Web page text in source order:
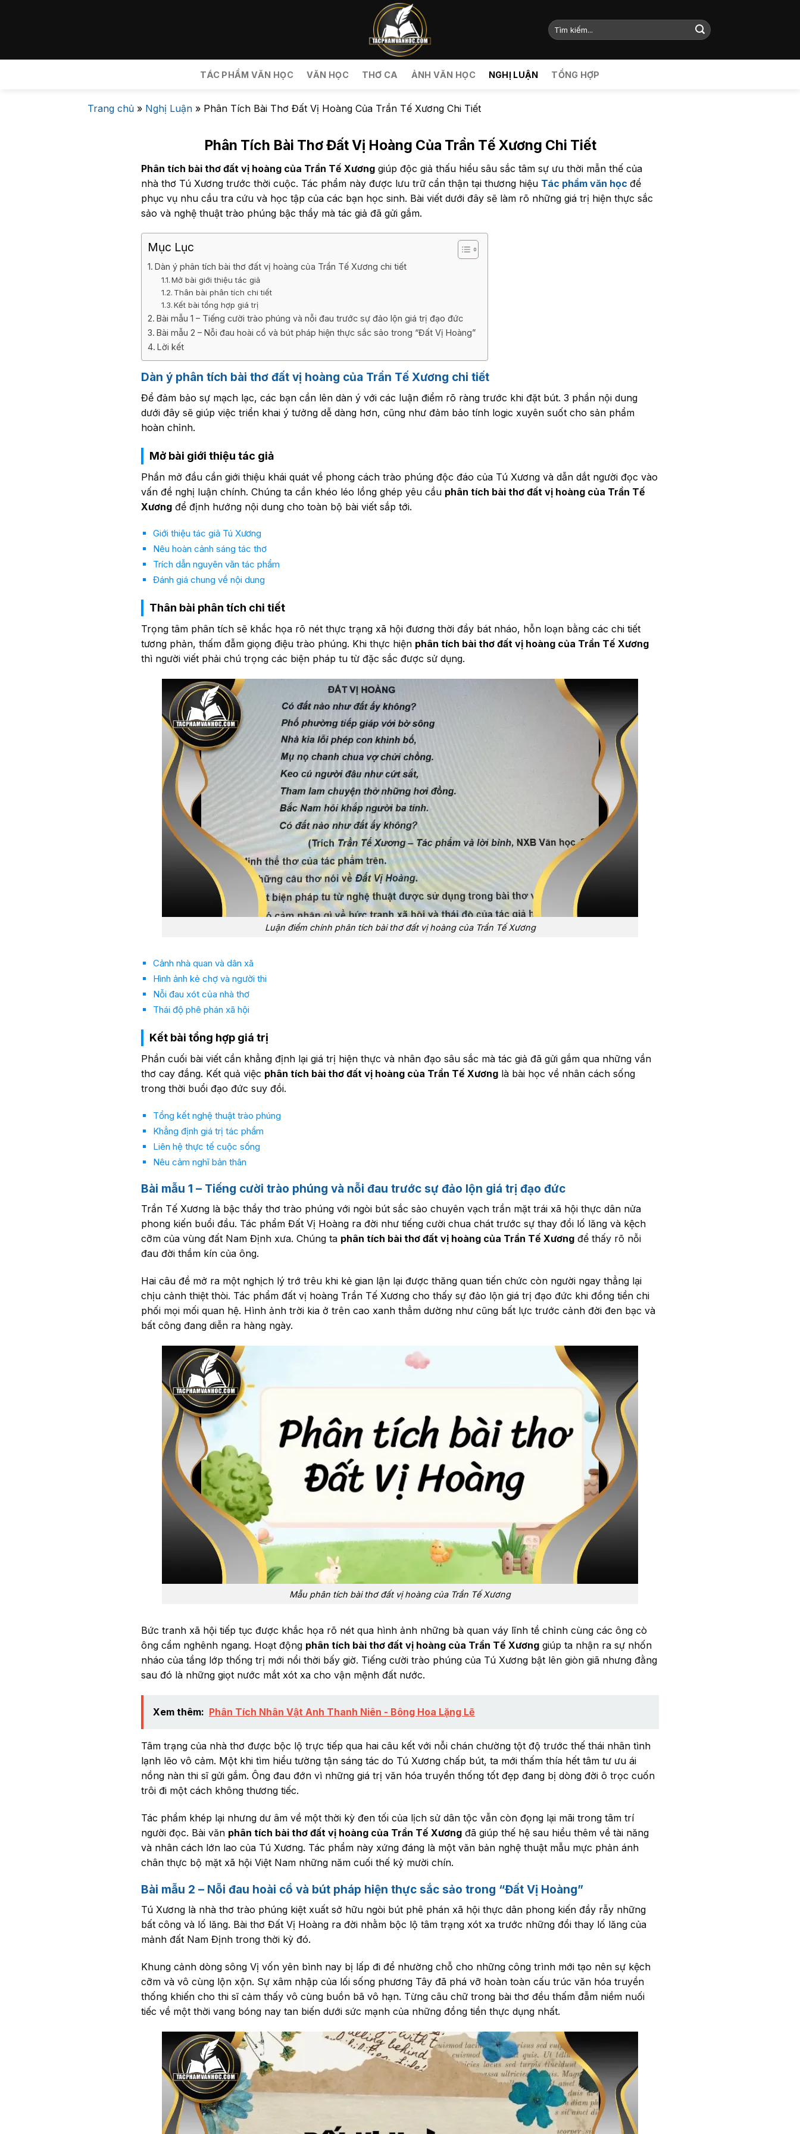
TÁC PHẨM VĂN HỌC VĂN HỌC THƠ CA ẢNH VĂN HỌC NGHỊ LUẬN TỔNG HỢP
Trang chủ » Nghị Luận » Phân Tích Bài Thơ Đất Vị Hoàng Của Trần Tế Xương Chi Tiết
Phân Tích Bài Thơ Đất Vị Hoàng Của Trần Tế Xương Chi Tiết
Phân tích bài thơ đất vị hoàng của Trần Tế Xương giúp độc giả thấu hiểu sâu sắc tâm sự ưu thời mẫn thế của
nhà thơ Tú Xương trước thời cuộc. Tác phẩm này được lưu trữ cẩn thận tại thương hiệu Tác phẩm văn học để
phục vụ nhu cầu tra cứu và học tập của các bạn học sinh. Bài viết dưới đây sẽ làm rõ những giá trị hiện thực sắc
sảo và nghệ thuật trào phúng bậc thầy mà tác giả đã gửi gắm.
Mục Lục
Dàn ý phân tích bài thơ đất vị hoàng của Trần Tế Xương chi tiết
Mở bài giới thiệu tác giả
Thân bài phân tích chi tiết
Kết bài tổng hợp giá trị
Bài mẫu 1 – Tiếng cười trào phúng và nỗi đau trước sự đảo lộn giá trị đạo đức
Bài mẫu 2 – Nỗi đau hoài cổ và bút pháp hiện thực sắc sảo trong “Đất Vị Hoàng”
Lời kết
Dàn ý phân tích bài thơ đất vị hoàng của Trần Tế Xương chi tiết
Để đảm bảo sự mạch lạc, các bạn cần lên dàn ý với các luận điểm rõ ràng trước khi đặt bút. 3 phần nội dung
dưới đây sẽ giúp việc triển khai ý tưởng dễ dàng hơn, cũng như đảm bảo tính logic xuyên suốt cho sản phẩm
hoàn chỉnh.
Mở bài giới thiệu tác giả
Phần mở đầu cần giới thiệu khái quát về phong cách trào phúng độc đáo của Tú Xương và dẫn dắt người đọc vào
vấn đề nghị luận chính. Chúng ta cần khéo léo lồng ghép yêu cầu phân tích bài thơ đất vị hoàng của Trần Tế
Xương để định hướng nội dung cho toàn bộ bài viết sắp tới.
Giới thiệu tác giả Tú Xương
Nêu hoàn cảnh sáng tác thơ
Trích dẫn nguyên văn tác phẩm
Đánh giá chung về nội dung
Thân bài phân tích chi tiết
Trọng tâm phân tích sẽ khắc họa rõ nét thực trạng xã hội đương thời đầy bát nháo, hỗn loạn bằng các chi tiết
tương phản, thấm đẫm giọng điệu trào phúng. Khi thực hiện phân tích bài thơ đất vị hoàng của Trần Tế Xương
thì người viết phải chú trọng các biện pháp tu từ đặc sắc được sử dụng.
Luận điểm chính phân tích bài thơ đất vị hoàng của Trần Tế Xương
Cảnh nhà quan và dân xã
Hình ảnh kẻ chợ và người thi
Nỗi đau xót của nhà thơ
Thái độ phê phán xã hội
Kết bài tổng hợp giá trị
Phần cuối bài viết cần khẳng định lại giá trị hiện thực và nhân đạo sâu sắc mà tác giả đã gửi gắm qua những vần
thơ cay đắng. Kết quả việc phân tích bài thơ đất vị hoàng của Trần Tế Xương là bài học về nhân cách sống
trong thời buổi đạo đức suy đồi.
Tổng kết nghệ thuật trào phúng
Khẳng định giá trị tác phẩm
Liên hệ thực tế cuộc sống
Nêu cảm nghĩ bản thân
Bài mẫu 1 – Tiếng cười trào phúng và nỗi đau trước sự đảo lộn giá trị đạo đức
Trần Tế Xương là bậc thầy thơ trào phúng với ngòi bút sắc sảo chuyên vạch trần mặt trái xã hội thực dân nửa
phong kiến buổi đầu. Tác phẩm Đất Vị Hoàng ra đời như tiếng cười chua chát trước sự thay đổi lố lăng và kệch
cỡm của vùng đất Nam Định xưa. Chúng ta phân tích bài thơ đất vị hoàng của Trần Tế Xương để thấy rõ nỗi
đau đời thầm kín của ông.
Hai câu đề mở ra một nghịch lý trớ trêu khi kẻ gian lận lại được thăng quan tiến chức còn người ngay thẳng lại
chịu cảnh thiệt thòi. Tác phẩm đất vị hoàng Trần Tế Xương cho thấy sự đảo lộn giá trị đạo đức khi đồng tiền chi
phối mọi mối quan hệ. Hình ảnh trời kia ở trên cao xanh thẳm dường như cũng bất lực trước cảnh đời đen bạc và
bất công đang diễn ra hàng ngày.
Mẫu phân tích bài thơ đất vị hoàng của Trần Tế Xương
Bức tranh xã hội tiếp tục được khắc họa rõ nét qua hình ảnh những bà quan váy lĩnh tề chỉnh cùng các ông cò
ông cẩm nghênh ngang. Hoạt động phân tích bài thơ đất vị hoàng của Trần Tế Xương giúp ta nhận ra sự nhốn
nháo của tầng lớp thống trị mới nổi thời bấy giờ. Tiếng cười trào phúng của Tú Xương bật lên giòn giã nhưng đằng
sau đó là những giọt nước mắt xót xa cho vận mệnh đất nước.
Xem thêm: Phân Tích Nhân Vật Anh Thanh Niên - Bông Hoa Lặng Lẽ
Tâm trạng của nhà thơ được bộc lộ trực tiếp qua hai câu kết với nỗi chán chường tột độ trước thế thái nhân tình
lạnh lẽo vô cảm. Một khi tìm hiểu tường tận sáng tác do Tú Xương chấp bút, ta mới thấm thía hết tâm tư ưu ái
nồng nàn thi sĩ gửi gắm. Ông đau đớn vì những giá trị văn hóa truyền thống tốt đẹp đang bị dòng đời ô trọc cuốn
trôi đi một cách không thương tiếc.
Tác phẩm khép lại nhưng dư âm về một thời kỳ đen tối của lịch sử dân tộc vẫn còn đọng lại mãi trong tâm trí
người đọc. Bài văn phân tích bài thơ đất vị hoàng của Trần Tế Xương đã giúp thế hệ sau hiểu thêm về tài năng
và nhân cách lớn lao của Tú Xương. Tác phẩm này xứng đáng là một văn bản nghệ thuật mẫu mực phản ánh
chân thực bộ mặt xã hội Việt Nam những năm cuối thế kỷ mười chín.
Bài mẫu 2 – Nỗi đau hoài cổ và bút pháp hiện thực sắc sảo trong “Đất Vị Hoàng”
Tú Xương là nhà thơ trào phúng kiệt xuất sở hữu ngòi bút phê phán xã hội thực dân phong kiến đầy rẫy những
bất công và lố lăng. Bài thơ Đất Vị Hoàng ra đời nhằm bộc lộ tâm trạng xót xa trước những đổi thay lố lăng của
mảnh đất Nam Định trong thời kỳ đó.
Khung cảnh dòng sông Vị vốn yên bình nay bị lấp đi để nhường chỗ cho những công trình mới tạo nên sự kệch
cỡm và vô cùng lộn xộn. Sự xâm nhập của lối sống phương Tây đã phá vỡ hoàn toàn cấu trúc văn hóa truyền
thống khiến cho thi sĩ cảm thấy vô cùng buồn bã vô hạn. Từng câu chữ trong bài thơ đều thấm đẫm niềm nuối
tiếc về một thời vang bóng nay tan biến dưới sức mạnh của những đồng tiền thực dụng nhất.